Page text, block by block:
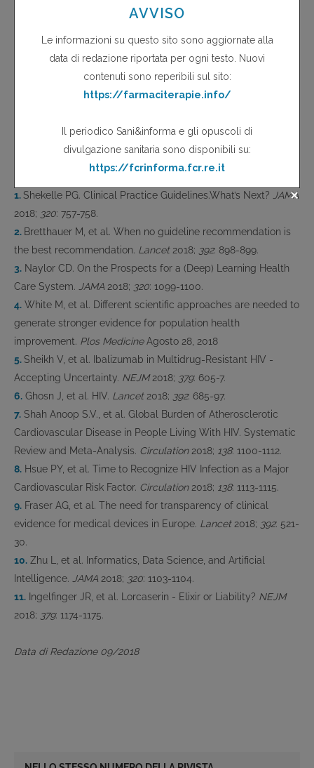
alfabetizzazione culturale sia di sani che di pazienti (dispositivi
sono un optional come una o più nuove app, ma una esigenza
Le referenze che vengono qui di seguito fornite (non si
molto concreta della “provocazione” di questo numero di IsF.
1.Shekelle PG. Clinical Practice Guidelines.What’s Next? JAMA
2018; 320: 757-758.
2. Bretthauer M, et al. When no guideline recommendation is
the best recommendation. Lancet 2018; 392: 898-899.
3. Naylor CD. On the Prospects for a (Deep) Learning Health
Care System. JAMA 2018; 320: 1099-1100.
4. White M, et al. Different scientific approaches are needed to
generate stronger evidence for population health
improvement. Plos MedicineAgosto 28, 2018
5.Sheikh V, et al. Ibalizumab in Multidrug-Resistant HIV -
Accepting Uncertainty. NEJM2018; 379: 605-7.
6. Ghosn J, et al. HIV. Lancet2018; 392: 685-97.
7. Shah Anoop S.V., et al. Global Burden of Atherosclerotic
Cardiovascular Disease in People Living With HIV. Systematic
Review and Meta-Analysis. Circulation2018; 138: 1100-1112.
8. Hsue PY, et al. Time to Recognize HIV Infection as a Major
Cardiovascular Risk Factor. Circulation2018; 138: 1113-1115.
9. Fraser AG, et al. The need for transparency of clinical
evidence for medical devices in Europe. Lancet2018; 392: 521-
30.
10. Zhu L, et al. Informatics, Data Science, and Artificial
Intelligence. JAMA 2018; 320: 1103-1104.
11. Ingelfinger JR, et al. Lorcaserin - Elixir or Liability? NEJM
2018; 379: 1174-1175.
Data di Redazione 09/2018